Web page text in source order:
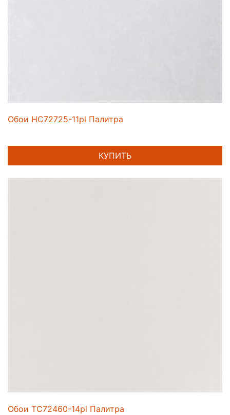
Обои HC72725-11pl Палитра
КУПИТЬ
Обои TC72460-14pl Палитра